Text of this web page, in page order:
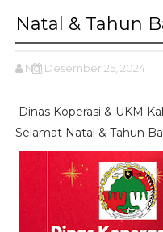
Natal & Tahun
Ng Desember 25, 2024
Dinas Koperasi & UKM
Selamat Natal & Tahun